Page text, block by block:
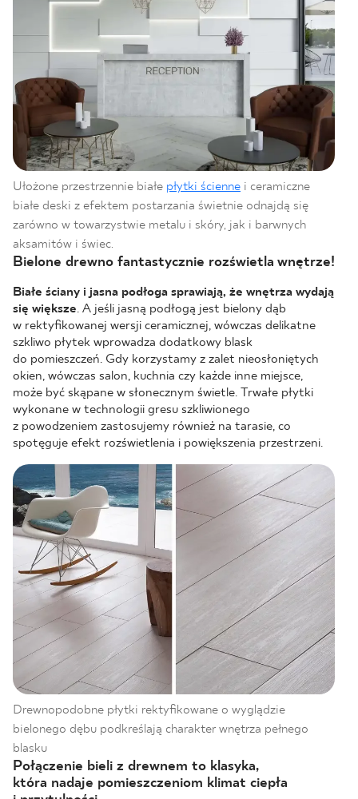
Ułożone przestrzennie białe płytki ścienne i ceramiczne
białe deski z efektem postarzania świetnie odnajdą się
zarówno w towarzystwie metalu i skóry, jak i barwnych
aksamitów i świec.
Bielone drewno fantastycznie rozświetla wnętrze!
Białe ściany i jasna podłoga sprawiają, że wnętrza wydają
się większe. A jeśli jasną podłogą jest bielony dąb
w rektyfikowanej wersji ceramicznej, wówczas delikatne
szkliwo płytek wprowadza dodatkowy blask
do pomieszczeń. Gdy korzystamy z zalet nieosłoniętych
okien, wówczas salon, kuchnia czy każde inne miejsce,
może być skąpane w słonecznym świetle. Trwałe płytki
wykonane w technologii gresu szkliwionego
z powodzeniem zastosujemy również na tarasie, co
spotęguje efekt rozświetlenia i powiększenia przestrzeni.
Drewnopodobne płytki rektyfikowane o wyglądzie
bielonego dębu podkreślają charakter wnętrza pełnego
blasku
Połączenie bieli z drewnem to klasyka,
która nadaje pomieszczeniom klimat ciepła